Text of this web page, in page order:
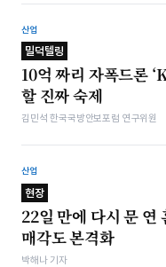
산업
밀덕텔링
10억 짜리 자폭드론
할 진짜 숙제
김민석 한국국방안보포럼 연구위원
산업
현장
22일 만에 다시 문 연
매각도 본격화
박해나 기자